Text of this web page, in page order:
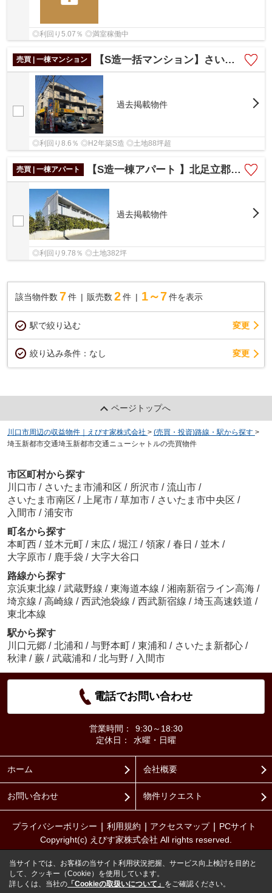
◎利回り5.07％ ◎満室稼働中
売買 | 一棟マンション 【S造一括マンション】さいたま市北区吉野町２丁目
過去掲載物件
◎利回り8.6％ ◎H2年築S造 ◎土地88坪超
売買 | 一棟アパート 【S造一棟アパート 】北足立郡伊奈町内宿台2丁目
過去掲載物件
◎利回り9.78％ ◎土地382坪
該当物件数 7件 販売数 2 件 1～7 件を表示
駅で絞り込む 変更
絞り込み条件： なし 変更
ページトップへ
川口市周辺の収益物件｜えびす家株式会社 > (売買・投資)路線・駅から探す >
埼玉新都市交通埼玉新都市交通ニューシャトルの売買物件
市区町村から探す
川口市 / さいたま市浦和区 / 所沢市 / 流山市 /
さいたま市南区 / 上尾市 / 草加市 / さいたま市中央区 /
入間市 / 浦安市
町名から探す
本町西 / 並木元町 / 末広 / 堀江 / 領家 / 春日 / 並木 /
大字原市 / 鹿手袋 / 大字大谷口
路線から探す
京浜東北線 / 武蔵野線 / 東海道本線 / 湘南新宿ライン高海 /
埼京線 / 高崎線 / 西武池袋線 / 西武新宿線 / 埼玉高速鉄道 /
東北本線
駅から探す
川口元郷 / 北浦和 / 与野本町 / 東浦和 / さいたま新都心 /
秋津 / 蕨 / 武蔵浦和 / 北与野 / 入間市
電話でお問い合わせ
営業時間：
9:30～18:30
定休日：
水曜・日曜
ホーム 会社概要
お問い合わせ 物件リクエスト
プライバシーポリシー 利用規約 アクセスマップ
PCサイト
Copyright(c) えびす家株式会社 All rights reserved.
当サイトでは、お客様の当サイト利用状況把握、サービス向上検討を目的と
して、クッキー（Cookie）を使用しています。
詳しくは、当社の 「Cookieの取扱いについて」 をご確認ください。